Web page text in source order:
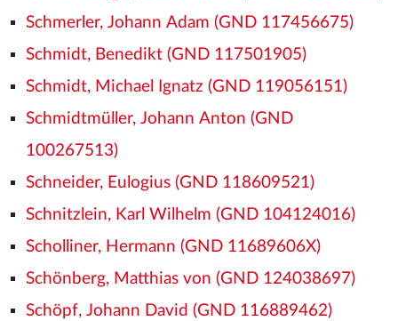
Schmerler, Johann Adam (GND 117456675)
Schmidt, Benedikt (GND 117501905)
Schmidt, Michael Ignatz (GND 119056151)
Schmidtmüller, Johann Anton (GND
100267513)
Schneider, Eulogius (GND 118609521)
Schnitzlein, Karl Wilhelm (GND 104124016)
Scholliner, Hermann (GND 11689606X)
Schönberg, Matthias von (GND 124038697)
Schöpf, Johann David (GND 116889462)